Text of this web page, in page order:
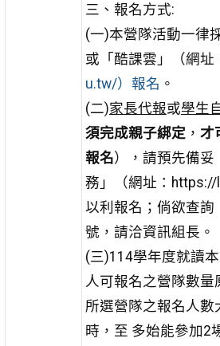
三、報名方式:
(一)本營隊活動一律
或「酷課雲」（網址
u.tw/）報名 。
(二)家長代報或學生
須完成親子綁定 ， 才
報名），請預先備妥
務」（網址：
以利報名；倘欲查詢
號，請洽資訊組長。
(三)114學年度就讀
人可報名之營隊數
所選營隊之報名人
時，至 多始能參加2